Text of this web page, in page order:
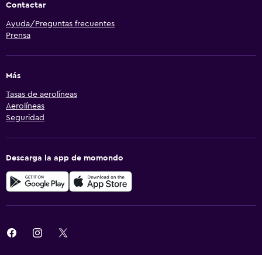
Contactar
Ayuda/Preguntas frecuentes
Prensa
Más
Tasas de aerolíneas
Aerolíneas
Seguridad
Descarga la app de momondo